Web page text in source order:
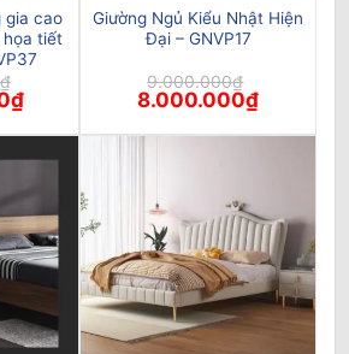
gia cao
họa tiết
₫
₫Giá
tại
14.100.000₫.
Giường Ngủ Kiểu Nhật Hiện
Đại – GNVP17
9.000.000₫
Giá
gốc
là:
8.000.000₫Giá
tại